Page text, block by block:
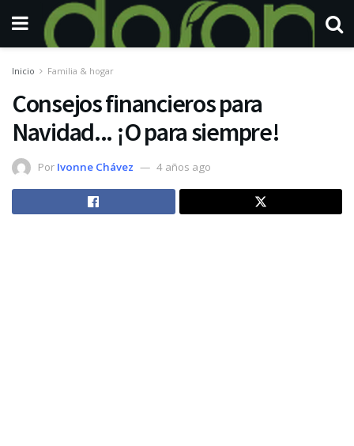
Inicio Familia & hogar
Consejos financieros para
Navidad... ¡O para siempre!
Por Ivonne Chávez 4 años ago